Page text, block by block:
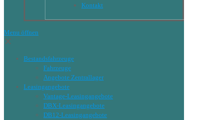
Kontakt
Menu öffnen
✕
Bestandsfahrzeuge
Fahrzeuge
Angebote Zentrallager
Leasingangebote
Vantage-Leasingangebote
DBX-Leasingangebote
DB12-Leasingangebote